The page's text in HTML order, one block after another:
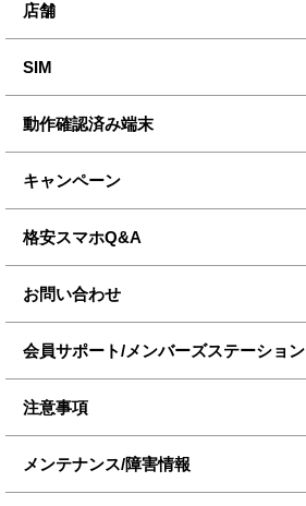
店舗
SIM
動作確認済み端末
キャンペーン
格安スマホQ&A
お問い合わせ
会員サポート/メンバーズステーション
注意事項
メンテナンス/障害情報